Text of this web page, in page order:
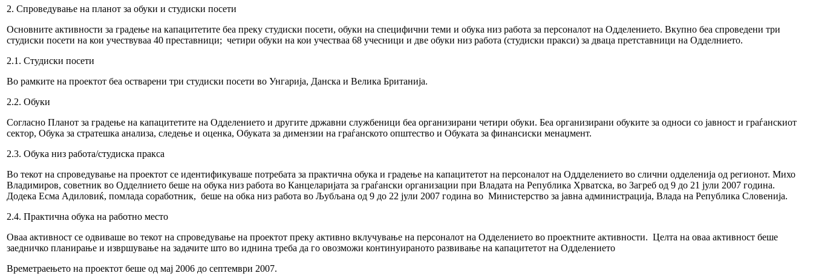
2. Спроведување на планот за обуки и студиски посети
Основните активности за градење на капацитетите беа преку студиски посети, обуки на специфични теми и обука низ работа за персоналот на Одделението. Вкупно беа спроведени три
студиски посети на кои учествуваа 40 преставници; четири обуки на кои учестваа 68 учесници и две обуки низ работа (студиски пракси) за дваца претставници на Одделнието.
2.1. Студиски посети
Во рамките на проектот беа остварени три студиски посети во Унгарија, Данска и Велика Британија.
2.2. Обуки
Согласно Планот за градење на капацитетите на Одделението и другите државни службеници беа организирани четири обуки. Беа организирани обуките за односи со јавност и граѓанскиот
сектор, Обука за стратешка анализа, следење и оценка, Обуката за димензии на граѓанското општество и Обуката за финансиски менаџмент.
2.3. Обука низ работа/студиска пракса
Во текот на спроведување на проектот се идентификуваше потребата за практична обука и градење на капацитетот на персоналот на Оддделението во слични одделенија од регионот. Михо
Владимиров, советник во Одделнието беше на обука низ работа во Канцеларијата за граѓански организации при Владата на Република Хрватска, во Загреб од 9 до 21 јули 2007 година.
Додека Есма Адиловиќ, помлада соработник, беше на обка низ работа во Љубљана од 9 до 22 јули 2007 година во Министерство за јавна администрација, Влада на Рeпублика Словенија.
2.4. Практична обука на работно место
Оваа активност се одвиваше во текот на спроведување на проектот преку активно вклучување на персоналот на Одделението во проектните активности. Целта на оваа активност беше
заедничко планирање и извршување на задачите што во иднина треба да го овозможи континуираното развивање на капацитетот на Одделението
Времетраењето на проектот беше од мај 2006 до септември 2007.